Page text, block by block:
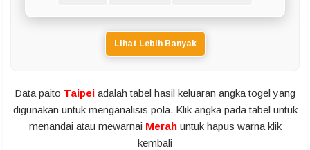
Lihat Lebih Banyak
Data paito Taipei adalah tabel hasil keluaran angka togel yang
digunakan untuk menganalisis pola. Klik angka pada tabel untuk
menandai atau mewarnai Merahuntuk hapus warna klik
kembali